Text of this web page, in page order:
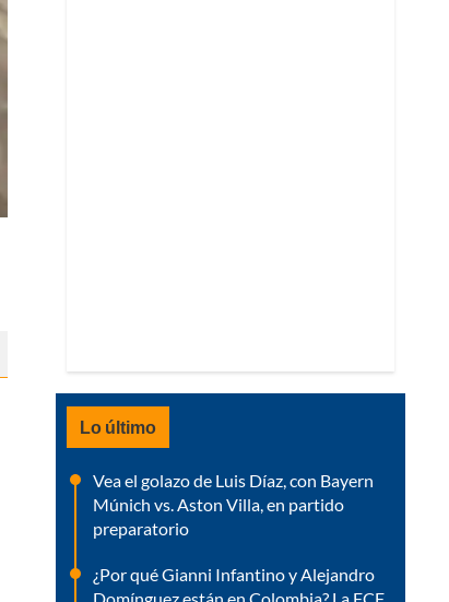
Lo último
Vea el golazo de Luis Díaz, con Bayern
Múnich vs. Aston Villa, en partido
preparatorio
¿Por qué Gianni Infantino y Alejandro